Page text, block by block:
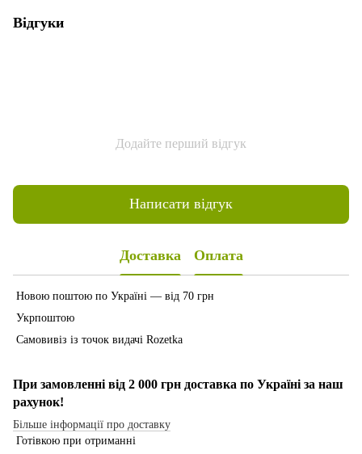
Відгуки
Додайте перший відгук
Написати відгук
Доставка Оплата
Новою поштою по Україні — від 70 грн
Укрпоштою
Самовивіз із точок видачі Rozetka
При замовленні від 2 000 грн доставка по Україні за наш
рахунок!
Більше інформації про доставку
Готівкою при отриманні